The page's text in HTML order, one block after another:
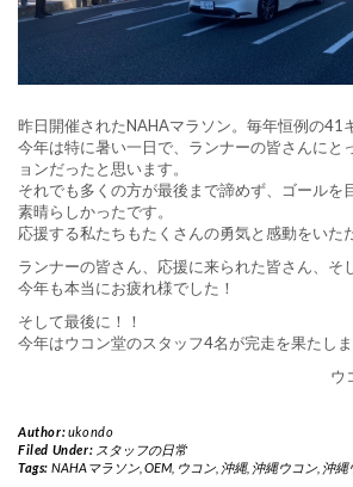
昨日開催されたNAHAマラソン。毎年恒例の41
今年は特に暑い一日で、ランナーの皆さんにと
ョンだったと思います。
それでも多くの方が最後まで諦めず、ゴールを
素晴らしかったです。
応援する私たちもたくさんの勇気と感動をいた
ランナーの皆さん、応援に来られた皆さん、そ
今年も本当にお疲れ様でした！
そして最後に！！
今年はウコン堂のスタッフ4名が完走を果たしま
ウ
Author:ukondo
Filed Under: スタッフの日常
Tags: NAHAマラソン, OEM, ウコン, 沖縄, 沖縄ウコン, 沖縄